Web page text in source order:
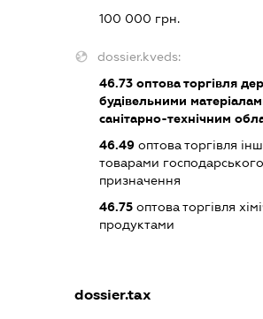
100 000 грн.
dossier.kveds:
46.73оптова торгівля
будівельними
санітарно-технічним
46.49оптова торгівля
товарами господарського
призначення
46.75оптова торгівля
продуктами
dossier.tax